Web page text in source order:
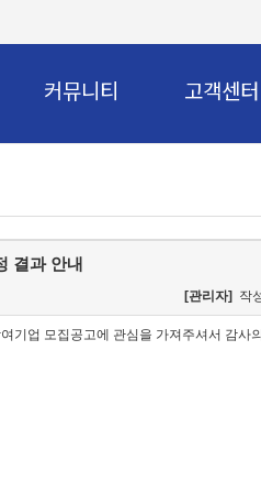
커뮤니티 고객센터
결과 안내
[관리자] 작
기업 모집공고에 관심을 가져주셔서 감사